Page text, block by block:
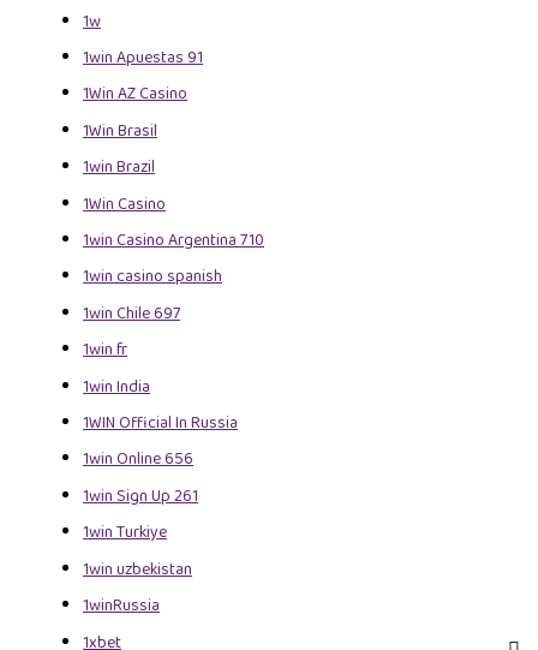
1w
1win Apuestas 91
1Win AZ Casino
1Win Brasil
1win Brazil
1Win Casino
1win Casino Argentina 710
1win casino spanish
1win Chile 697
1win fr
1win India
1WIN Official In Russia
1win Online 656
1win Sign Up 261
1win Turkiye
1win uzbekistan
1winRussia
1xbet